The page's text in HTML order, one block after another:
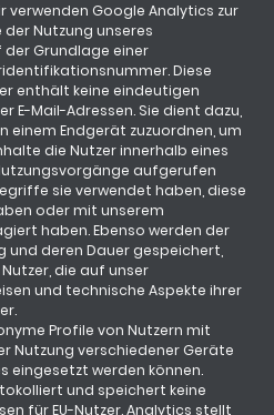
verwenden Google Analytics zur
der Nutzung unseres
Grundlage einer
Diese
enthält keine eindeutigen
E-Mail-Adressen. Sie dient dazu,
einem Endgerät zuzuordnen, um
die Nutzer innerhalb eines
aufgerufen
sie verwendet haben, diese
oder mit unserem
haben. Ebenso werden der
und deren Dauer gespeichert,
die auf unser
und technische Aspekte ihrer
Profile von Nutzern mit
Nutzung verschiedener Geräte
eingesetzt werden können.
und speichert keine
für EU-Nutzer. Analytics stellt